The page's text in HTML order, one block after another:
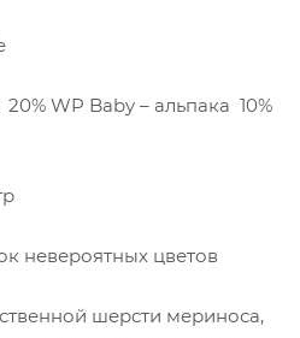
WP Baby – альпака 10%
невероятных цветов
шерсти мериноса,